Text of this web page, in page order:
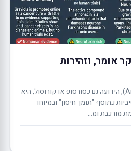
אומר, וזהירות
גרביולה (Annona muricata), הידועה גם כסורסופ או קורוסול, היא
כתוסף "תומך חיסון" ובמיוחד
מורכבת ומ...